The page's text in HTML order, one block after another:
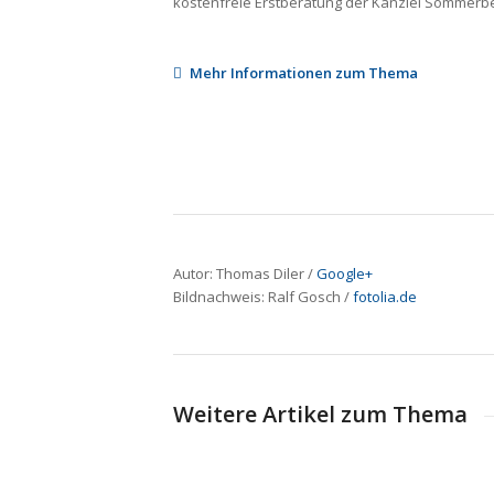
Mehr Informationen zum Thema
Autor: Thomas Diler /Google+
Bildnachweis: Ralf Gosch /fotolia.de
Weitere Artikel zum Thema